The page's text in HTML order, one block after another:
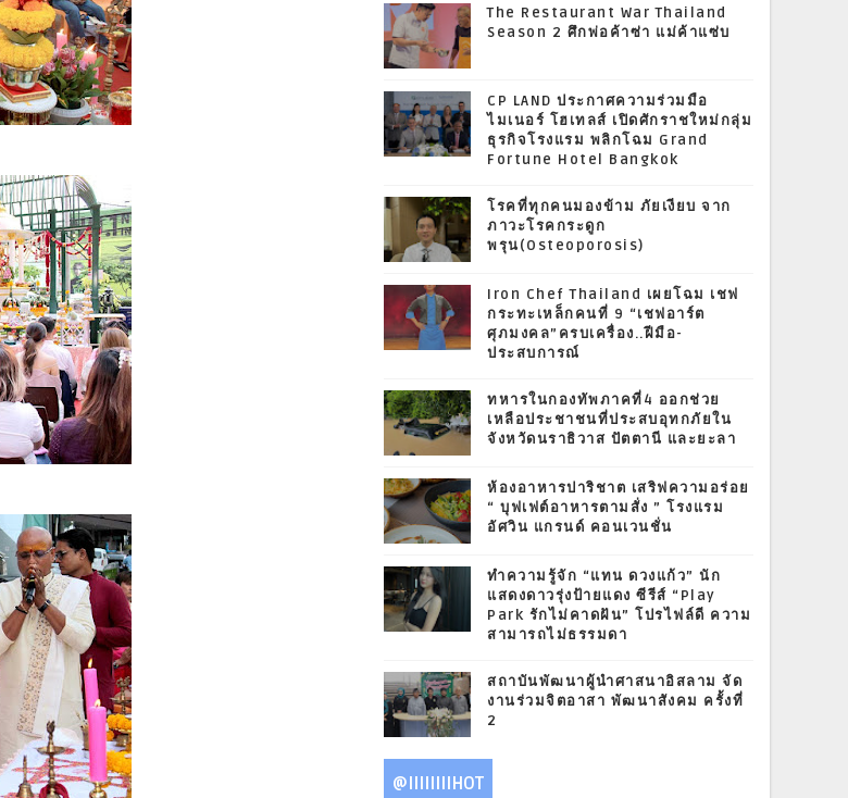
The Restaurant War Thailand
Season 2 ศึกพ่อค้าซ่า แม่ค้าแซ่บ
CP LAND ประกาศความร่วมมือ
ไมเนอร์ โฮเทลส์ เปิดศักราชใหม่กลุ่ม
ธุรกิจโรงแรม พลิกโฉม Grand
Fortune Hotel Bangkok
โรคที่ทุกคนมองข้าม ภัยเงียบ จาก
ภาวะโรคกระดูก
พรุน(Osteoporosis)
Iron Chef Thailand เผยโฉม เชฟ
กระทะเหล็กคนที่ 9 “เชฟอาร์ต
ศุภมงคล”ครบเครื่อง..ฝีมือ-
ประสบการณ์
ทหารในกองทัพภาคที่4 ออกช่วย
เหลือประชาชนที่ประสบอุทกภัยใน
จังหวัดนราธิวาส ปัตตานี และยะลา
ห้องอาหารปาริชาต เสริฟความอร่อย
“ บุฟเฟต์อาหารตามสั่ง ” โรงแรม
อัศวิน แกรนด์ คอนเวนชั่น
ทำความรู้จัก “แทน ดวงแก้ว” นัก
แสดงดาวรุ่งป้ายแดง ซีรีส์ “Play
Park รักไม่คาดฝัน” โปรไฟล์ดี ความ
สามารถไม่ธรรมดา
สถาบันพัฒนาผู้นำศาสนาอิสลาม จัด
งานร่วมจิตอาสา พัฒนาสังคม ครั้งที่
2
@IIIIIIIIHOT